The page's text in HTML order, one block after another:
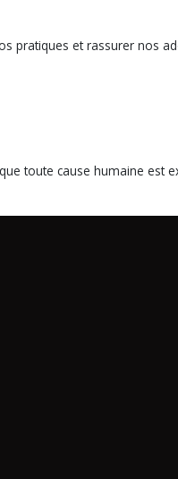
pratiques et rassurer nos
toute cause humaine est